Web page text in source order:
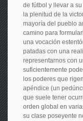
de fútbol y llevar a
la plenitud de la
mayoría del pueblo
camino para
una vocación
patadas con una
representarnos con
suficientemente
los poderes que
apéndice (un
que suele tener
orden global en
su clase poseyente